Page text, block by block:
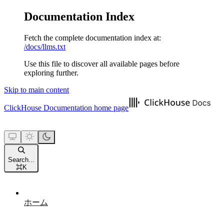
Documentation Index
Fetch the complete documentation index at:
/docs/llms.txt
Use this file to discover all available pages before
exploring further.
Skip to main content
ClickHouse Documentation home page
Search...
⌘K
ホーム